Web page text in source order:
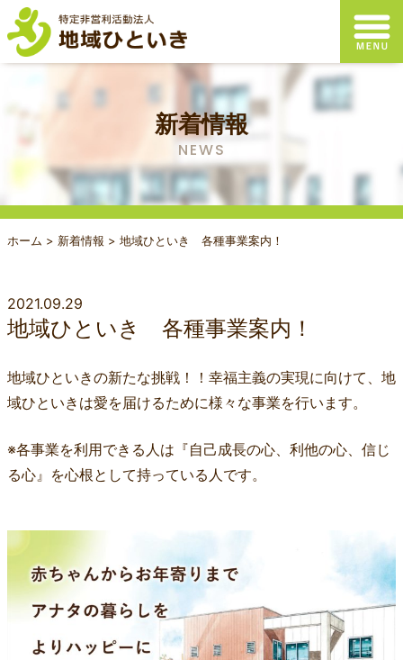
新着情報
NEWS
ホーム > 新着情報 > 地域ひといき 各種事業案内！
2021.09.29
地域ひといき 各種事業案内！
地域ひといきの新たな挑戦！！幸福主義の実現に向けて、地
域ひといきは愛を届けるために様々な事業を行います。
※各事業を利用できる人は『自己成長の心、利他の心、信じ
る心』を心根として持っている人です。